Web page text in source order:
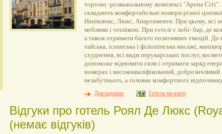
торгово -розважальному комплексі "Арена
складають комфортабельні номери різної
Напівлюкс, Люкс, Апартаменти. При цьому, всі
меблями і технікою. При готелі є лобі- бар, де
а також отримати багато позитивних емоцій.
тайська, іспанська і філіппінська масажі,
схуднення, всі види перукарських послуг,
допоможе відновити сили і отримати заряд
номерах і висококваліфікований,
незабутнього, а головне комфортного
Докладніше
Готель на карті
Відгуки про готель Роял Де Люкс
(немає відгуків)